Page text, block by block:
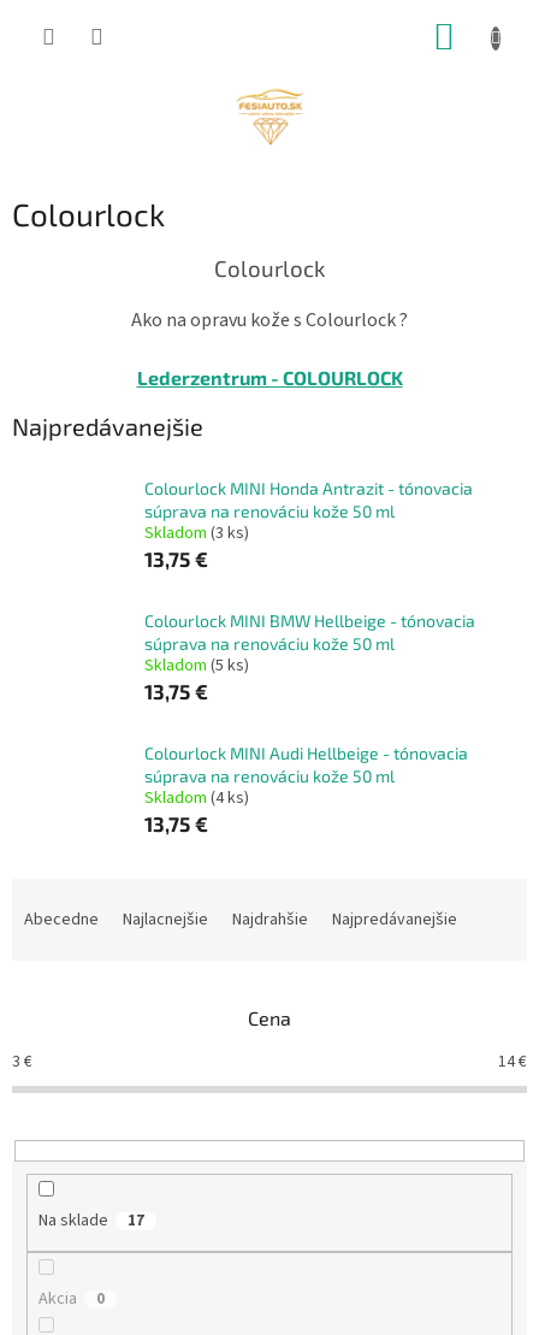
Colourlock
Colourlock
Ako na opravu kože s Colourlock ?
Lederzentrum - COLOURLOCK
Najpredávanejšie
Colourlock MINI Honda Antrazit - tónovacia
súprava na renováciu kože 50 ml
Skladom (3 ks)
13,75 €
Colourlock MINI BMW Hellbeige - tónovacia
súprava na renováciu kože 50 ml
Skladom (5 ks)
13,75 €
Colourlock MINI Audi Hellbeige - tónovacia
súprava na renováciu kože 50 ml
Skladom (4 ks)
13,75 €
e
d
Abecedne Najlacnejšie Najdrahšie Najpredávanejšie
Cena
3 € 14€
Na sklade 17
Akcia 0